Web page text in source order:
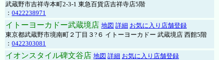
武蔵野市吉祥寺本町2-3-1 東急百貨店吉祥寺店5階
： 0422238971
イトーヨーカドー武蔵境店 地図 詳細 お気に入り店舗登録
東京都武蔵野市境南町２丁目３?６ イトーヨーカドー 武蔵境店 西館5階
： 0422303081
イオンスタイル碑文谷店 地図 詳細 お気に入り店舗登録